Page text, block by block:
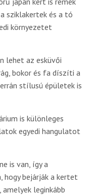
sziklakertek és a tó
környezetet
lehet az esküvői
bokor és fa díszíti a
stílusú épületek is
is különleges
egyedi hangulatot
is van, így a
hogy bejárják a kertet
leginkább